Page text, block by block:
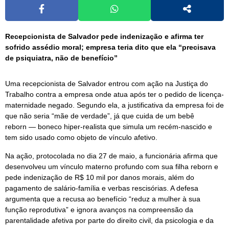
Recepcionista de Salvador pede indenização e afirma ter
sofrido assédio moral; empresa teria dito que ela “precisava
de psiquiatra, não de benefício”
Uma recepcionista de Salvador entrou com ação na Justiça do
Trabalho contra a empresa onde atua após ter o pedido de licença-
maternidade negado. Segundo ela, a justificativa da empresa foi de
que não seria “mãe de verdade”, já que cuida de um bebê
reborn — boneco hiper-realista que simula um recém-nascido e
tem sido usado como objeto de vínculo afetivo.
Na ação, protocolada no dia 27 de maio, a funcionária afirma que
desenvolveu um vínculo materno profundo com sua filha reborn e
pede indenização de R$ 10 mil por danos morais, além do
pagamento de salário-família e verbas rescisórias. A defesa
argumenta que a recusa ao benefício “reduz a mulher à sua
função reprodutiva” e ignora avanços na compreensão da
parentalidade afetiva por parte do direito civil, da psicologia e da